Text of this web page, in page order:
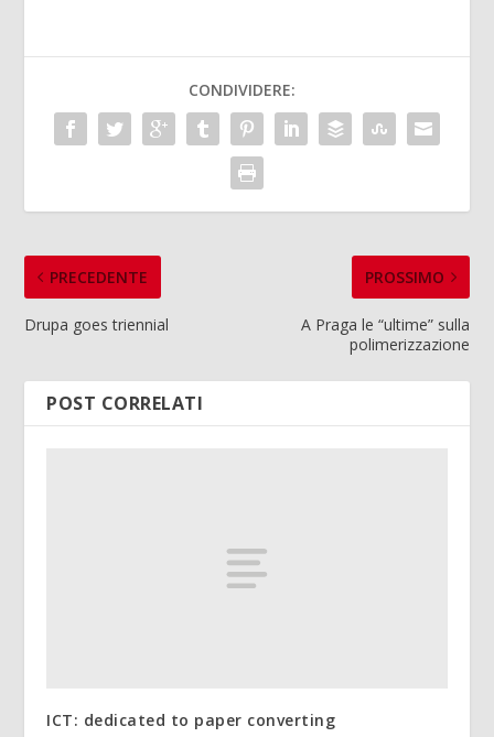
CONDIVIDERE:
PRECEDENTE
Drupa goes triennial
PROSSIMO
A Praga le “ultime” sulla
polimerizzazione
POST CORRELATI
ICT: dedicated to paper converting